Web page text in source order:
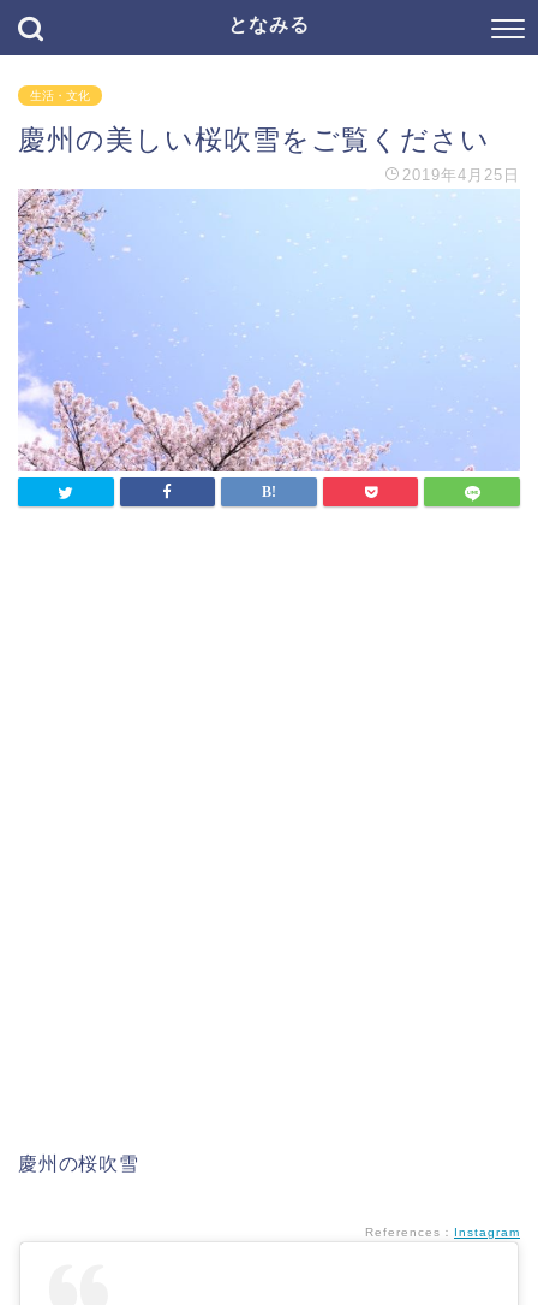
となみる
生活・文化
慶州の美しい桜吹雪をご覧ください
2019年4月25日
慶州の桜吹雪
References： Instagram